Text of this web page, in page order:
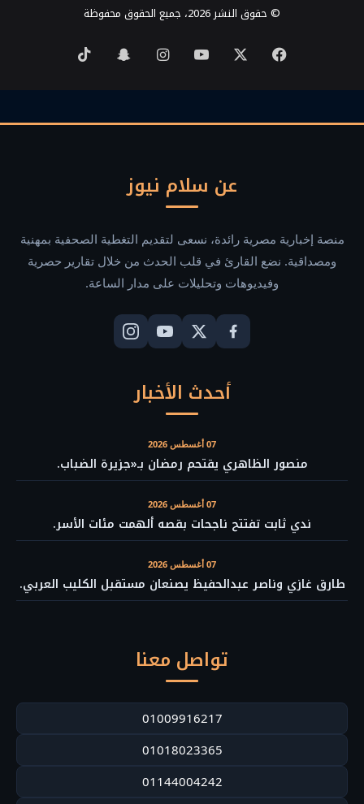
© حقوق النشر 2026، جميع الحقوق محفوظة
فيسبوك ‫YouTubeانستقرامسناب
عن سلام نيوز
منصة إخبارية مصرية رائدة، نسعى لتقديم التغطية الصحفية بمهنية
ومصداقية. نضع القارئ في قلب الحدث من خلال تقارير حصرية
وفيديوهات وتحليلات على مدار الساعة.
أحدث الأخبار
07 أغسطس 2026
منصور الظاهري يقتحم رمضان بـ«جزيرة الضباب.
07 أغسطس 2026
ندي ثابت تفتتح ناجحات بقصه ألهمت مئات الأسر.
07 أغسطس 2026
طارق غازي وناصر عبدالحفيظ يصنعان مستقبل الكليب العربي.
تواصل معنا
01009916217
01018023365
01144004242